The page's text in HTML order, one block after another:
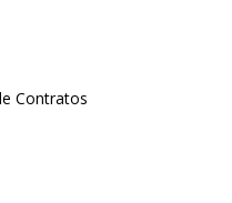
Contratos